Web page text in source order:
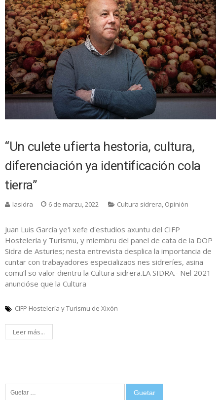
“Un culete ufierta hestoria, cultura,
diferenciación ya identificación cola
tierra”
lasidra 6 de marzu, 2022 Cultura sidrera, Opinión
Juan Luis García ye'l xefe d'estudios axuntu del CIFP
Hostelería y Turismu, y miembru del panel de cata de la DOP
Sidra de Asturies; nesta entrevista desplica la importancia de
cuntar con trabayadores especializaos nes sidreríes, asina
comu’l so valor dientru la Cultura sidrera.LA SIDRA.- Nel 2021
anuncióse que la Cultura
CIFP Hostelería y Turismu de Xixón
Leer más...